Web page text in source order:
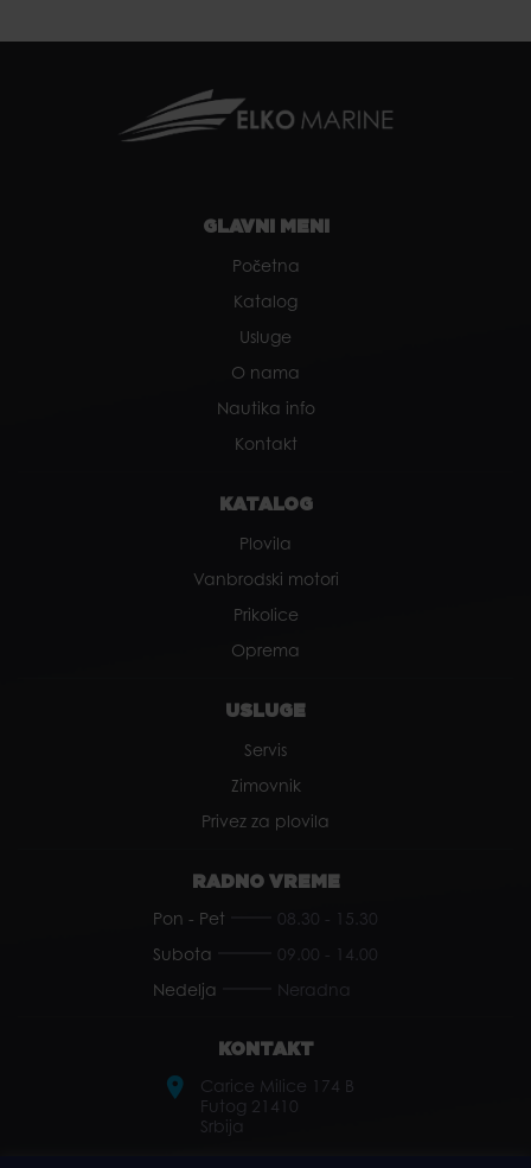
GLAVNI MENI
Početna
Katalog
Usluge
O nama
Nautika info
Kontakt
KATALOG
Plovila
Vanbrodski motori
Prikolice
Oprema
USLUGE
Servis
Zimovnik
Privez za plovila
RADNO VREME
Pon - Pet
08.30 - 15.30
Subota
09.00 - 14.00
Nedelja
Neradna
KONTAKT
Carice Milice 174 B
Futog 21410
Srbija